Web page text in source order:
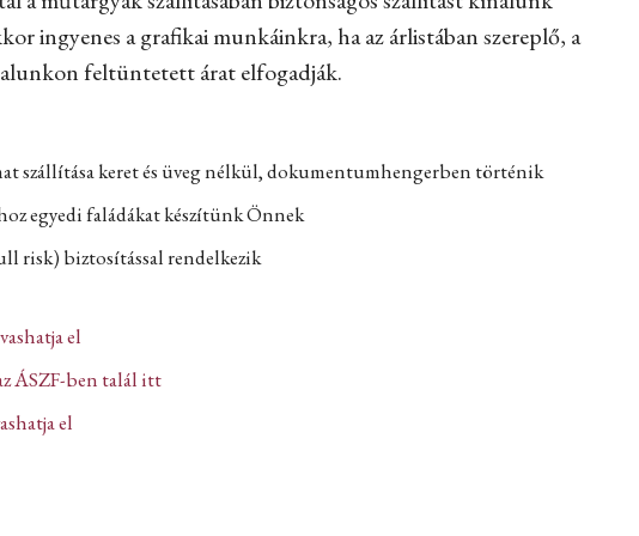
ingyenes a grafikai munkáinkra, ha az árlistában szereplő, a
feltüntetett árat elfogadják.
szállítása keret és üveg nélkül, dokumentumhengerben történik
egyedi faládákat készítünk Önnek
risk) biztosítással rendelkezik
el
ÁSZF-ben talál itt
el